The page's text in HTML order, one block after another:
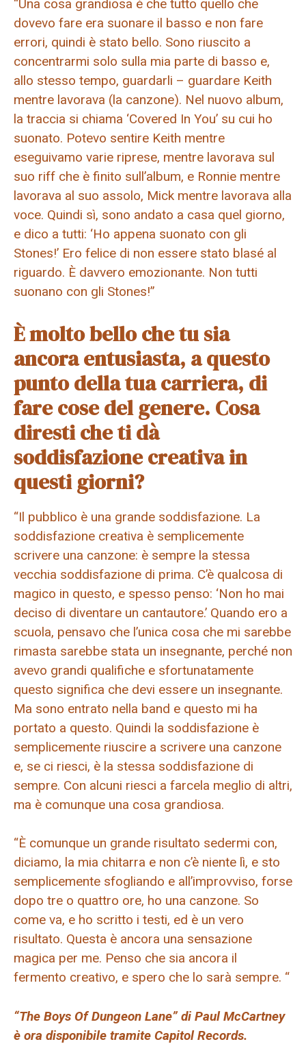
“Una cosa grandiosa è che tutto quello che
dovevo fare era suonare il basso e non fare
errori, quindi è stato bello. Sono riuscito a
concentrarmi solo sulla mia parte di basso e,
allo stesso tempo, guardarli – guardare Keith
mentre lavorava (la canzone). Nel nuovo album,
la traccia si chiama ‘Covered In You’ su cui ho
suonato. Potevo sentire Keith mentre
eseguivamo varie riprese, mentre lavorava sul
suo riff che è finito sull’album, e Ronnie mentre
lavorava al suo assolo, Mick mentre lavorava alla
voce. Quindi sì, sono andato a casa quel giorno,
e dico a tutti: ‘Ho appena suonato con gli
Stones!’ Ero felice di non essere stato blasé al
riguardo. È davvero emozionante. Non tutti
suonano con gli Stones!”
È molto bello che tu sia
ancora entusiasta, a questo
punto della tua carriera, di
fare cose del genere. Cosa
diresti che ti dà
soddisfazione creativa in
questi giorni?
“Il pubblico è una grande soddisfazione. La
soddisfazione creativa è semplicemente
scrivere una canzone: è sempre la stessa
vecchia soddisfazione di prima. C’è qualcosa di
magico in questo, e spesso penso: ‘Non ho mai
deciso di diventare un cantautore.’ Quando ero a
scuola, pensavo che l’unica cosa che mi sarebbe
rimasta sarebbe stata un insegnante, perché non
avevo grandi qualifiche e sfortunatamente
questo significa che devi essere un insegnante.
Ma sono entrato nella band e questo mi ha
portato a questo. Quindi la soddisfazione è
semplicemente riuscire a scrivere una canzone
e, se ci riesci, è la stessa soddisfazione di
sempre. Con alcuni riesci a farcela meglio di altri,
ma è comunque una cosa grandiosa.
“È comunque un grande risultato sedermi con,
diciamo, la mia chitarra e non c’è niente lì, e sto
semplicemente sfogliando e all’improvviso, forse
dopo tre o quattro ore, ho una canzone. So
come va, e ho scritto i testi, ed è un vero
risultato. Questa è ancora una sensazione
magica per me. Penso che sia ancora il
fermento creativo, e spero che lo sarà sempre. “
“The Boys Of Dungeon Lane” di Paul McCartney
è ora disponibile tramite Capitol Records.